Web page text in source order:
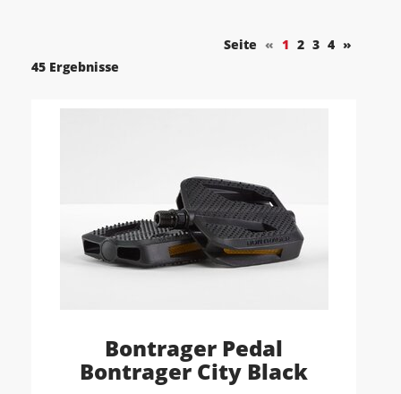
Seite « 1 2 3 4 »
45 Ergebnisse
Bontrager Pedal
Bontrager City Black